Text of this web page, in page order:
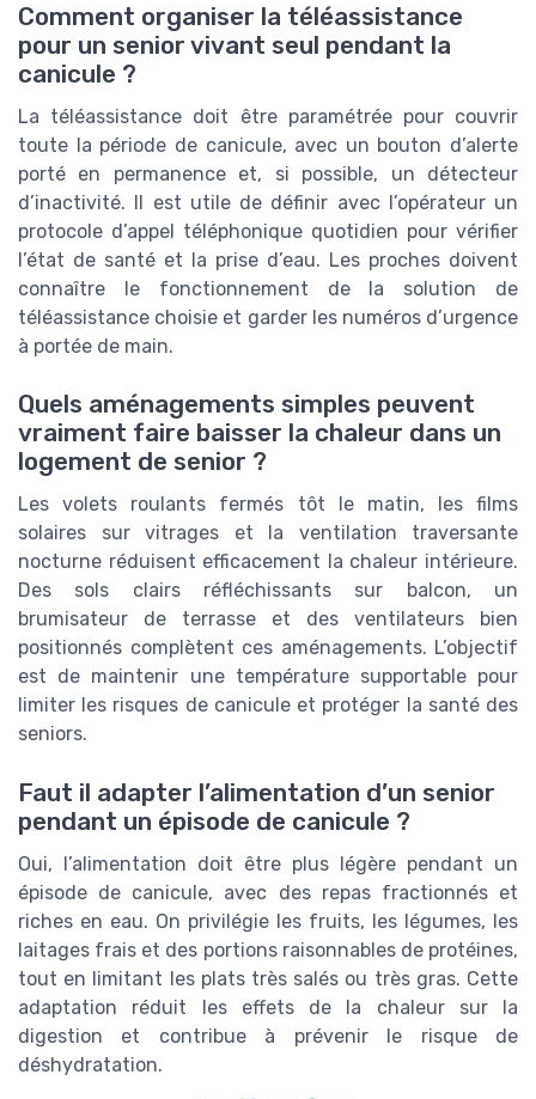
Comment organiser la téléassistance
pour un senior vivant seul pendant la
canicule ?
La téléassistance doit être paramétrée pour couvrir
toute la période de canicule, avec un bouton d’alerte
porté en permanence et, si possible, un détecteur
d’inactivité. Il est utile de définir avec l’opérateur un
protocole d’appel téléphonique quotidien pour vérifier
l’état de santé et la prise d’eau. Les proches doivent
connaître le fonctionnement de la solution de
téléassistance choisie et garder les numéros d’urgence
à portée de main.
Quels aménagements simples peuvent
vraiment faire baisser la chaleur dans un
logement de senior ?
Les volets roulants fermés tôt le matin, les films
solaires sur vitrages et la ventilation traversante
nocturne réduisent efficacement la chaleur intérieure.
Des sols clairs réfléchissants sur balcon, un
brumisateur de terrasse et des ventilateurs bien
positionnés complètent ces aménagements. L’objectif
est de maintenir une température supportable pour
limiter les risques de canicule et protéger la santé des
seniors.
Faut il adapter l’alimentation d’un senior
pendant un épisode de canicule ?
Oui, l’alimentation doit être plus légère pendant un
épisode de canicule, avec des repas fractionnés et
riches en eau. On privilégie les fruits, les légumes, les
laitages frais et des portions raisonnables de protéines,
tout en limitant les plats très salés ou très gras. Cette
adaptation réduit les effets de la chaleur sur la
digestion et contribue à prévenir le risque de
déshydratation.